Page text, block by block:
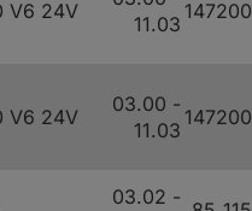
V6 24V
11.03
147200
V6 24V
03.00 -
11.03
147200
03.02 -